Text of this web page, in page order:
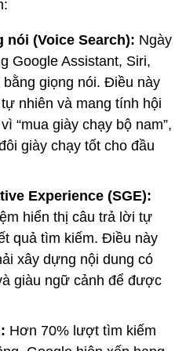
nói (Voice Search): Ngày
Google Assistant, Siri,
giọng nói. Điều này
nhiên và mang tính hội
“mua giày chạy bộ nam”,
giày chạy tốt cho đầu
Experience (SGE):
hiển thị câu trả lời tự
quả tìm kiếm. Điều này
xây dựng nội dung có
giàu ngữ cảnh để được
Hơn 70% lượt tìm kiếm